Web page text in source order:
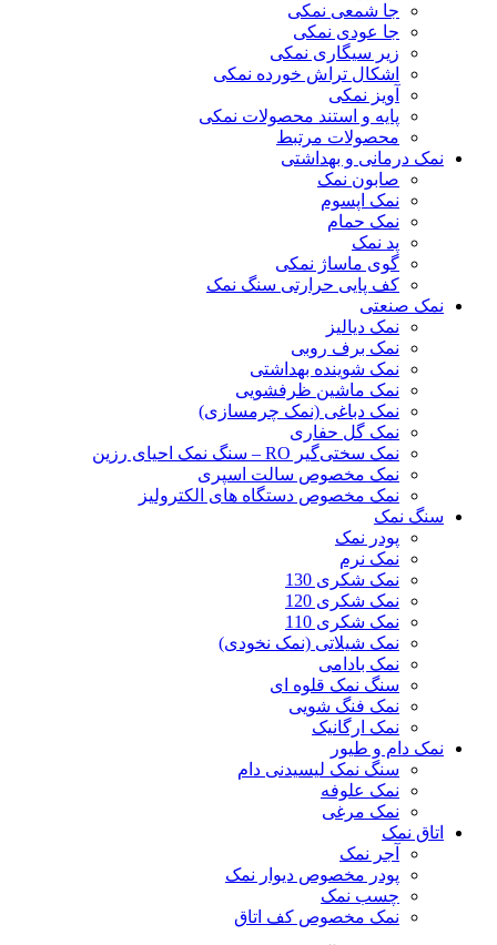
جا شمعی نمکی
جا عودی نمکی
زیر سیگاری نمکی
اشکال تراش خورده نمکی
آویز نمکی
پایه و استند محصولات نمکی
محصولات مرتبط
نمک درمانی و بهداشتی
صابون نمک
نمک اپسوم
نمک حمام
پد نمک
گوی ماساژ نمکی
کف پایی حرارتی سنگ نمک
نمک صنعتی
نمک دیالیز
نمک برف روبی
نمک شوینده بهداشتی
نمک ماشین ظرفشویی
نمک دباغی (نمک چرمسازی)
نمک گل حفاری
نمک سختی‌گیر RO – سنگ نمک احیای رزین
نمک مخصوص سالت اسپری
نمک مخصوص دستگاه های الکترولیز
سنگ نمک
پودر نمک
نمک نرم
نمک شکری 130
نمک شکری 120
نمک شکری 110
نمک شیلاتی (نمک نخودی)
نمک بادامی
سنگ نمک قلوه ای
نمک فنگ شویی
نمک ارگانیک
نمک دام و طیور
سنگ نمک لیسیدنی دام
نمک علوفه
نمک مرغی
اتاق نمک
آجر نمک
پودر مخصوص دیوار نمک
چسب نمک
نمک مخصوص کف اتاق